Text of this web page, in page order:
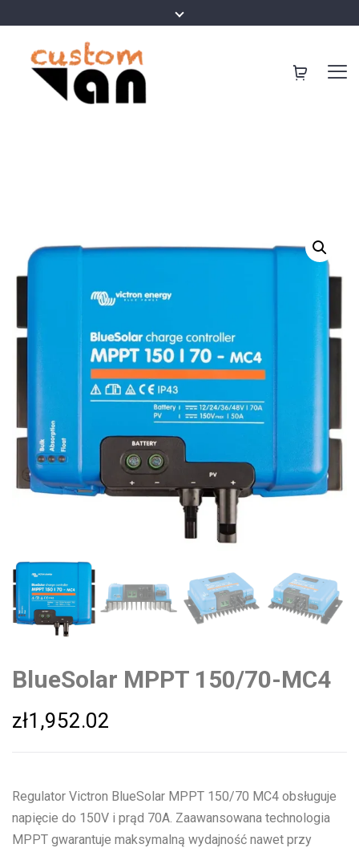
BlueSolar MPPT 150/70-MC4
zł1,952.02
Regulator Victron BlueSolar MPPT 150/70 MC4 obsługuje
napięcie do 150V i prąd 70A. Zaawansowana technologia
MPPT gwarantuje maksymalną wydajność nawet przy